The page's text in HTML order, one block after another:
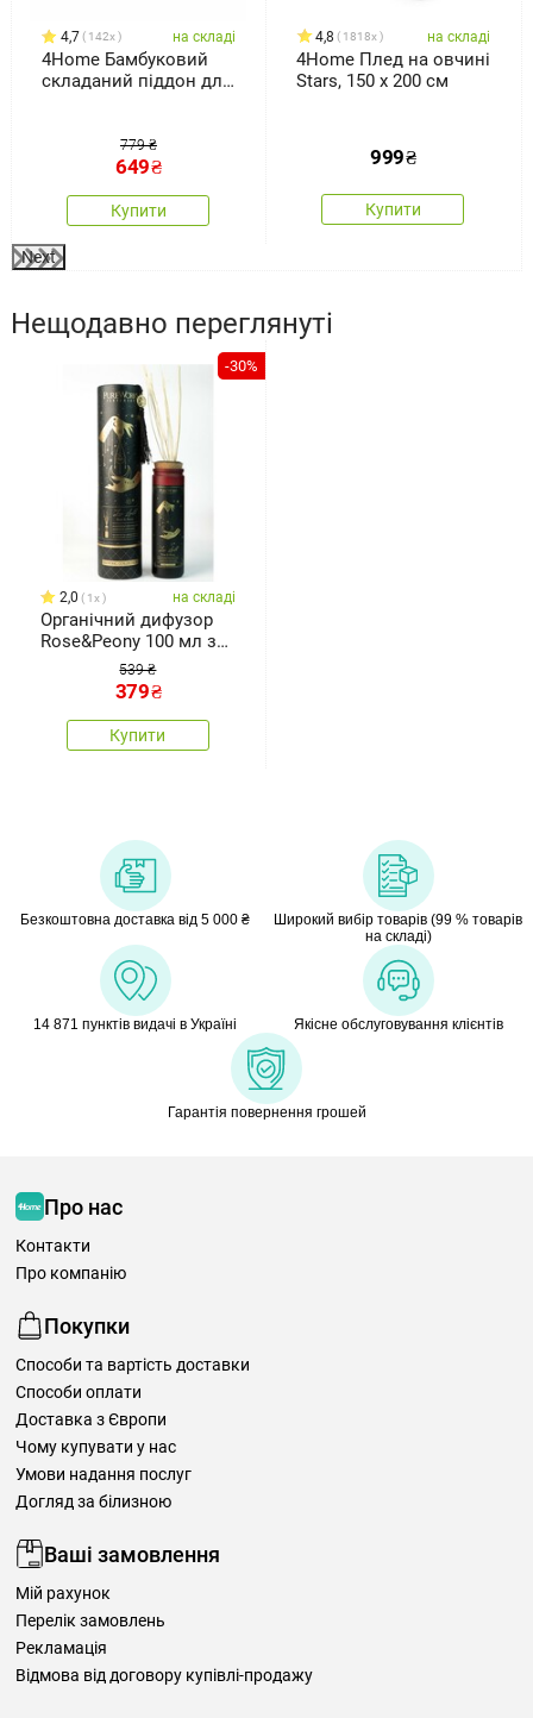
4,7 142x на складі
4Home Бамбуковий
складаний піддон для
779 ₴
649₴
Купити
4,8 1818x на складі
4Home Плед на овчині
Stars, 150 x 200 см
999₴
Купити
Next
Нещодавно переглянуті
-30%
2,0 1x на складі
Органічний дифузор
Rose&Peony 100 мл з
вербовими паличками
539 ₴
379₴
Купити
Безкоштовна доставка від 5 000 ₴
Широкий вибір товарів (99 % товарів
на складі)
14 871 пунктів видачі в Україні Якісне обслуговування клієнтів
Гарантія повернення грошей
Про нас
Контакти
Про компанію
Покупки
Способи та вартість доставки
Способи оплати
Доставка з Європи
Чому купувати у нас
Умови надання послуг
Догляд за білизною
Ваші замовлення
Мій рахунок
Перелік замовлень
Рекламація
Відмова від договору купівлі-продажу